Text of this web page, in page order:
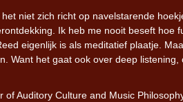
niet zich richt op navelstarende
Ik heb me nooit beseft hoe
eigenlijk is als meditatief plaatje.
Want het gaat ook over deep listening,
Auditory Culture and Music